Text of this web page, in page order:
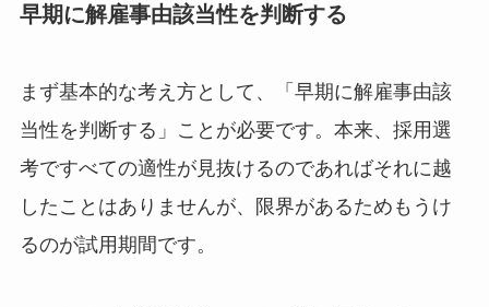
早期に解雇事由該当性を判断する
まず基本的な考え方として、「早期に解雇事由該
当性を判断する」ことが必要です。本来、採用選
考ですべての適性が見抜けるのであればそれに越
したことはありませんが、限界があるためもうけ
るのが試用期間です。